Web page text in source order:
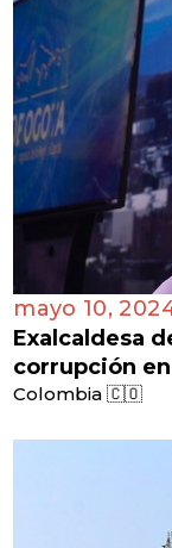
mayo 10,
Exalcaldesa
corrupción
Colombia 🇨🇴